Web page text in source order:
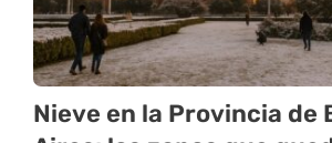
Nieve en la Provincia de